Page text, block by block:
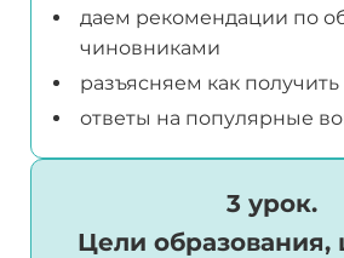
даем рекомендации по
чиновниками
разъясняем как получить
ответы на популярные
3 урок.
Цели образования,